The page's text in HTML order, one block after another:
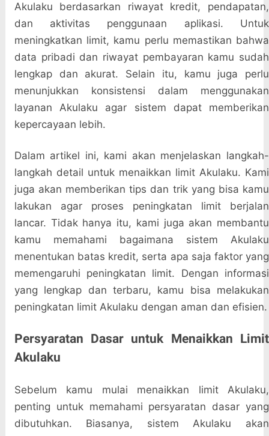
Akulaku berdasarkan riwayat kredit, pendapatan,
dan aktivitas penggunaan aplikasi. Untuk
meningkatkan limit, kamu perlu memastikan bahwa
data pribadi dan riwayat pembayaran kamu sudah
lengkap dan akurat. Selain itu, kamu juga perlu
menunjukkan konsistensi dalam menggunakan
layanan Akulaku agar sistem dapat memberikan
kepercayaan lebih.
Dalam artikel ini, kami akan menjelaskan langkah-
langkah detail untuk menaikkan limit Akulaku. Kami
juga akan memberikan tips dan trik yang bisa kamu
lakukan agar proses peningkatan limit berjalan
lancar. Tidak hanya itu, kami juga akan membantu
kamu memahami bagaimana sistem Akulaku
menentukan batas kredit, serta apa saja faktor yang
memengaruhi peningkatan limit. Dengan informasi
yang lengkap dan terbaru, kamu bisa melakukan
peningkatan limit Akulaku dengan aman dan efisien.
Persyaratan Dasar untuk Menaikkan Limit
Akulaku
Sebelum kamu mulai menaikkan limit Akulaku,
penting untuk memahami persyaratan dasar yang
dibutuhkan. Biasanya, sistem Akulaku akan